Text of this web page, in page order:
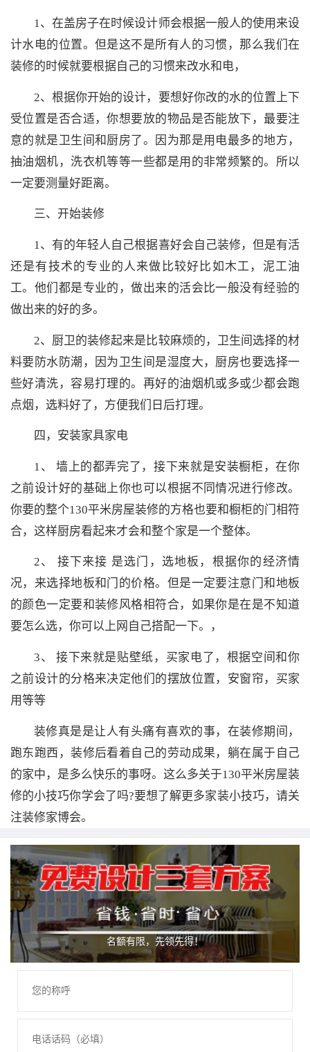
1、在盖房子在时候设计师会根据一般人的使用来设
计水电的位置。但是这不是所有人的习惯，那么我们在
装修的时候就要根据自己的习惯来改水和电，
2、根据你开始的设计，要想好你改的水的位置上下
受位置是否合适，你想要放的物品是否能放下，最要注
意的就是卫生间和厨房了。因为那是用电最多的地方，
抽油烟机，洗衣机等等一些都是用的非常频繁的。所以
一定要测量好距离。
三、开始装修
1、有的年轻人自己根据喜好会自己装修，但是有活
还是有技术的专业的人来做比较好比如木工，泥工油
工。他们都是专业的，做出来的活会比一般没有经验的
做出来的好的多。
2、厨卫的装修起来是比较麻烦的，卫生间选择的材
料要防水防潮，因为卫生间是湿度大，厨房也要选择一
些好清洗，容易打理的。再好的油烟机或多或少都会跑
点烟，选料好了，方便我们日后打理。
四，安装家具家电
1、 墙上的都弄完了，接下来就是安装橱柜，在你
之前设计好的基础上你也可以根据不同情况进行修改。
你要的整个130平米房屋装修的方格也要和橱柜的门相符
合，这样厨房看起来才会和整个家是一个整体。
2、 接下来接 是选门，选地板，根据你的经济情
况，来选择地板和门的价格。但是一定要注意门和地板
的颜色一定要和装修风格相符合，如果你是在是不知道
要怎么选，你可以上网自己搭配一下。，
3、 接下来就是贴壁纸，买家电了，根据空间和你
之前设计的分格来决定他们的摆放位置，安窗帘，买家
用等等
装修真是是让人有头痛有喜欢的事，在装修期间，
跑东跑西，装修后看着自己的劳动成果，躺在属于自己
的家中，是多么快乐的事呀。这么多关于130平米房屋装
修的小技巧你学会了吗?要想了解更多家装小技巧，请关
注装修家博会。
名额有限，先领先得！